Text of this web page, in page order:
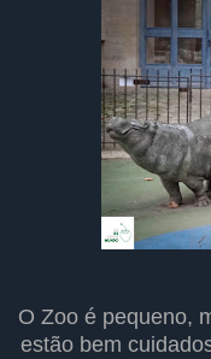
O Zoo é pequeno,
estão bem